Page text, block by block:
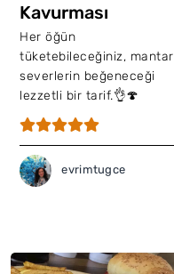
Kavurması
Her öğün
tüketebileceğiniz, mantar
severlerin beğeneceği
lezzetli bir tarif.👌🍄
evrimtugce